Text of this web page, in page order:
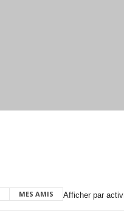
MES AMIS Afficher par